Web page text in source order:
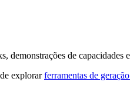
de capacidades
explorarferramentas de